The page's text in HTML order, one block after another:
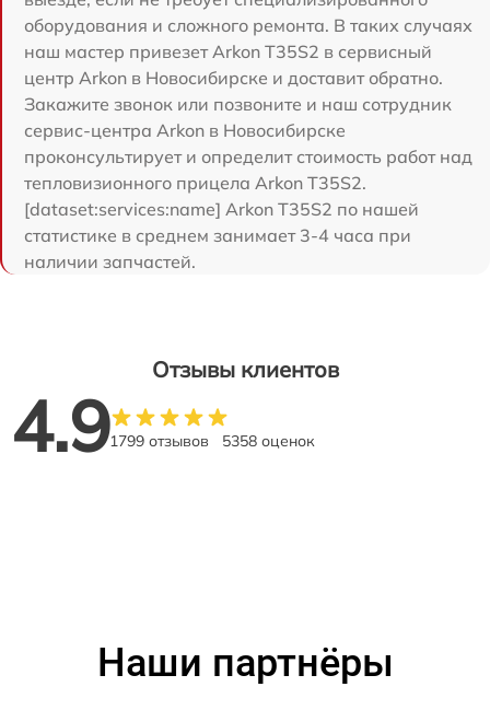
оборудования и сложного ремонта. В таких случаях
наш мастер привезет Arkon T35S2 в сервисный
центр Arkon в Новосибирске и доставит обратно.
Закажите звонок или позвоните и наш сотрудник
сервис-центра Arkon в Новосибирске
проконсультирует и определит стоимость работ над
тепловизионного прицела Arkon T35S2.
[dataset:services:name] Arkon T35S2 по нашей
статистике в среднем занимает 3-4 часа при
наличии запчастей.
Отзывы клиентов
4.91799 отзывов 5358 оценок
Наши партнёры